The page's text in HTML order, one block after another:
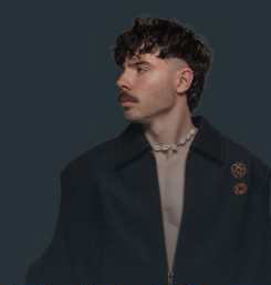
от наказателна
административно наказание
от НК – глоба в размер на
С постановление на
В.А. е бил задържан за срок
определение на Районен
взета мярка за
Съдебният акт е окончателен.